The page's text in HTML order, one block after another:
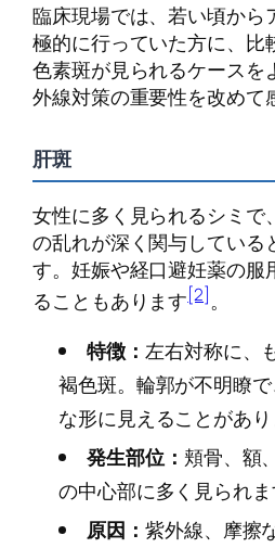
臨床現場では、若い頃から
極的に行っていた方に、比
色素斑が見られるケースを
外線対策の重要性を改めて
肝斑
女性に多く見られるシミで
の乱れが深く関与している
す。妊娠や経口避妊薬の服
ることもあります[2]。
特徴：左右対称に、
褐色斑。輪郭が不明瞭
な形に見えることがあり
発生部位： 頬骨、額
の中心部に多く見られま
原因：紫外線、摩擦